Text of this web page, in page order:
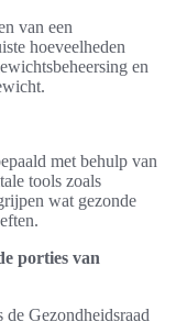
van een
hoeveelheden
en
met behulp van
tools zoals
wat gezonde
porties van
Gezondheidsraad